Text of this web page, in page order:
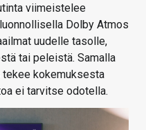
viimeistelee
Dolby Atmos
uudelle tasolle,
tai peleistä. Samalla
tekee kokemuksesta
ei tarvitse odotella.